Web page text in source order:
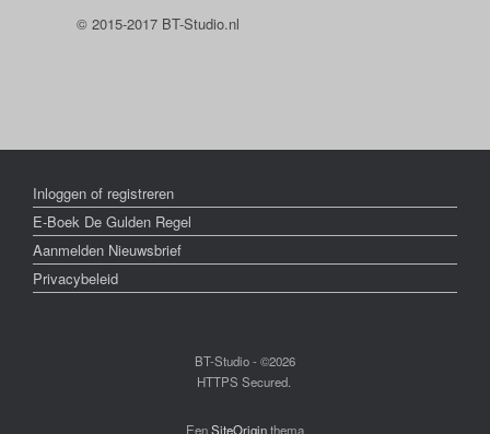
© 2015-2017 BT-Studio.nl
Inloggen of registreren
E-Boek De Gulden Regel
Aanmelden Nieuwsbrief
Privacybeleid
BT-Studio - ©2026
HTTPS Secured.
EenSiteOriginthema